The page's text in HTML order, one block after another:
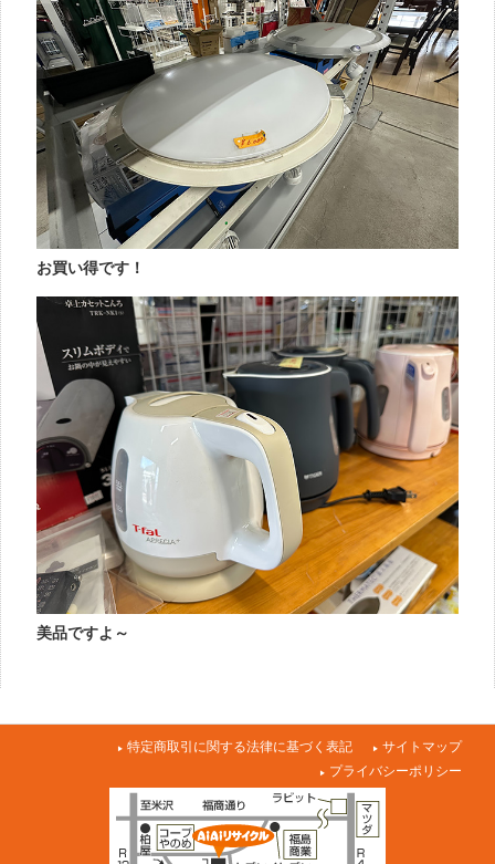
お買い得です！
美品ですよ～
特定商取引に関する法律に基づく表記
サイトマップ
プライバシーポリシー